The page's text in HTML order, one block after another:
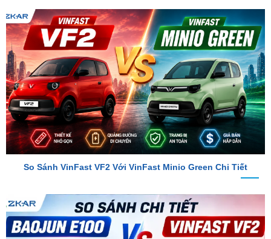
So Sánh VinFast VF2 Với VinFast Minio Green Chi Tiết